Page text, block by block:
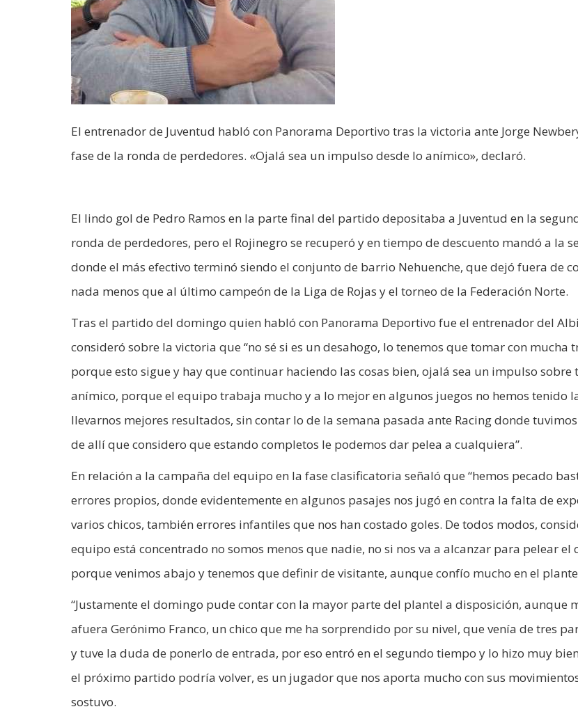
El entrenador de Juventud habló con Panorama Deportivo tras la victoria ante Jorge
fase de la ronda de perdedores. «Ojalá sea un impulso desde lo anímico», declaró.
El lindo gol de Pedro Ramos en la parte final del partido depositaba a Juventud en la
ronda de perdedores, pero el Rojinegro se recuperó y en tiempo de descuento mandó a la
donde el más efectivo terminó siendo el conjunto de barrio Nehuenche, que dejó fuera de
nada menos que al último campeón de la Liga de Rojas y el torneo de la Federación Norte.
Tras el partido del domingo quien habló con Panorama Deportivo fue el entrenador del
consideró sobre la victoria que “no sé si es un desahogo, lo tenemos que tomar con mucha
porque esto sigue y hay que continuar haciendo las cosas bien, ojalá sea un impulso sobre
anímico, porque el equipo trabaja mucho y a lo mejor en algunos juegos no hemos tenido
llevarnos mejores resultados, sin contar lo de la semana pasada ante Racing donde
de allí que considero que estando completos le podemos dar pelea a cualquiera”.
En relación a la campaña del equipo en la fase clasificatoria señaló que “hemos pecado
errores propios, donde evidentemente en algunos pasajes nos jugó en contra la falta de
varios chicos, también errores infantiles que nos han costado goles. De todos modos,
equipo está concentrado no somos menos que nadie, no si nos va a alcanzar para pelear el
porque venimos abajo y tenemos que definir de visitante, aunque confío mucho en el
“Justamente el domingo pude contar con la mayor parte del plantel a disposición, aunque
afuera Gerónimo Franco, un chico que me ha sorprendido por su nivel, que venía de tres
y tuve la duda de ponerlo de entrada, por eso entró en el segundo tiempo y lo hizo muy
el próximo partido podría volver, es un jugador que nos aporta mucho con sus
sostuvo.